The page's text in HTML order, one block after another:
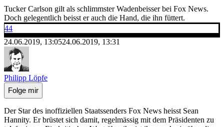
Tucker Carlson gilt als schlimmster Wadenbeisser bei Fox News.
Doch gelegentlich beisst er auch die Hand, die ihn füttert.
44
24.06.2019, 13:0524.06.2019, 13:31
Philipp Löpfe
Folge mir
Der Star des inoffiziellen Staatssenders Fox News heisst Sean
Hannity. Er brüstet sich damit, regelmässig mit dem Präsidenten zu